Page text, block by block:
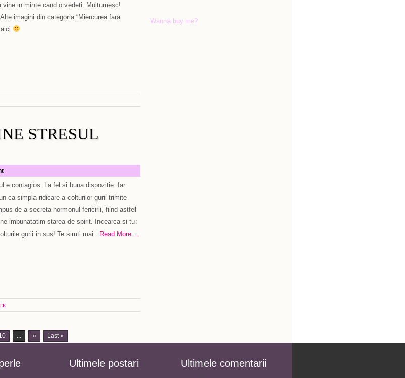
vine in minte cand o vedeti. Multumesc!
imagini din categoria “Miercurea fara
STRESUL
e contagios. La fel si buna dispozitie. Iar
ca simpla ridicare a colturilor gurii trimite
de a secreta hormonul fericirii, fiind astfel
imbunatatim starea de spirit. Incearca si tu:
gurii in sus! Te simti mai Read More ...
... » Last »
Wanna buy me?
Ultimele postari Ultimele comentarii